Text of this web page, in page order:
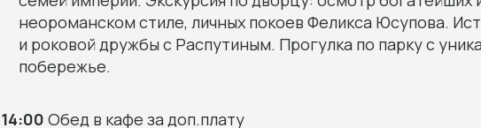
неороманском стиле, личных покоев Феликса Юсупова.
и роковой дружбы с Распутиным. Прогулка по парку с
побережье.
14:00 Обед в кафе за доп.плату